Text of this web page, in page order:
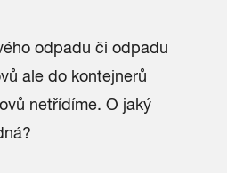
odpadu či odpadu
ale do kontejnerů
netřídíme. O jaký